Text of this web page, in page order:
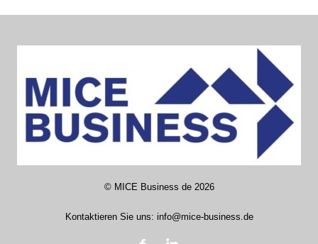
© MICE Business de2026
Kontaktieren Sie uns: info@mice-business.de